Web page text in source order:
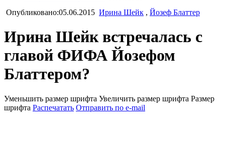
Опубликовано:05.06.2015 Ирина Шейк , Йозеф Блаттер
Ирина Шейк встречалась с
главой ФИФА Йозефом
Блаттером?
Уменьшить размер шрифта Увеличить размер шрифта Размер
шрифта Распечатать Отправить по e-mail